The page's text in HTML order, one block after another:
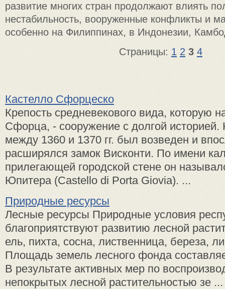
развитие многих стран продолжают влиять
нестабильность, вооруженные конфликты и
особенно на Филиппинах, в Индонезии,
Страницы: 1 2 3 4
Кастелло Сфорцеско
Крепость средневекового вида, ко­торую
Сфор­ца, - сооружение с долгой истори­ей.
между 1360 и 1370 гг. был возведен и
расширялся замок Висконти. По имени
прилегающей го­родской стене он
Юпитера (Castello di Porta Giovia). ...
Природные ресурсы
Лесные ресурсы Природные условия
благоприятствуют развитию лесной
ель, пихта, сосна, лиственница, береза,
Площадь земель лесного фонда
В результате активных мер по
непокрытых лесной растительностью зе ...